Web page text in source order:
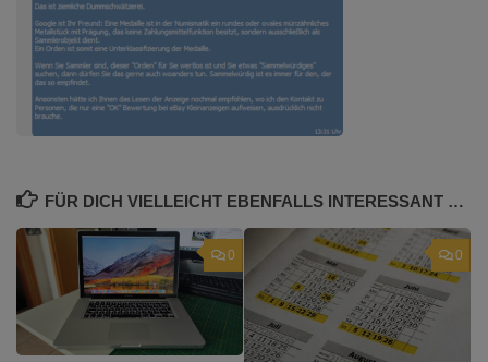
FÜR DICH VIELLEICHT EBENFALLS INTERESSANT …
0 0